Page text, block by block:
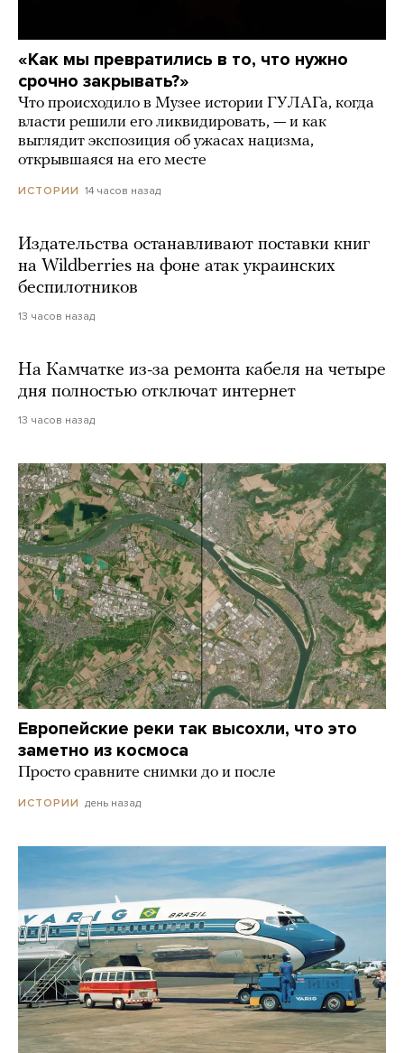
«Как мы превратились в то, что нужно
срочно закрывать?»
Что происходило в Музее истории ГУЛАГа, когда
власти решили его ликвидировать, — и как
выглядит экспозиция об ужасах нацизма,
открывшаяся на его месте
ИСТОРИИ 14 часов назад
Издательства останавливают поставки книг
на Wildberries на фоне атак украинских
беспилотников
13 часов назад
На Камчатке из-за ремонта кабеля на четыре
дня полностью отключат интернет
13 часов назад
Европейские реки так высохли, что это
заметно из космоса
Просто сравните снимки до и после
ИСТОРИИ день назад